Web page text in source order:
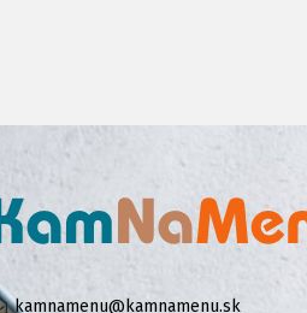
kamnamenu@kamnamenu.sk